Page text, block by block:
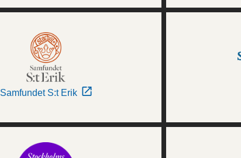
Samfundet S:t Erik